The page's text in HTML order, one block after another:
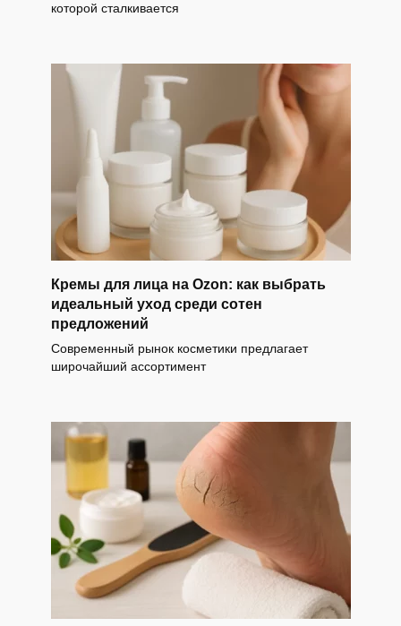
которой сталкивается
Кремы для лица на Ozon: как выбрать
идеальный уход среди сотен
предложений
Современный рынок косметики предлагает
широчайший ассортимент